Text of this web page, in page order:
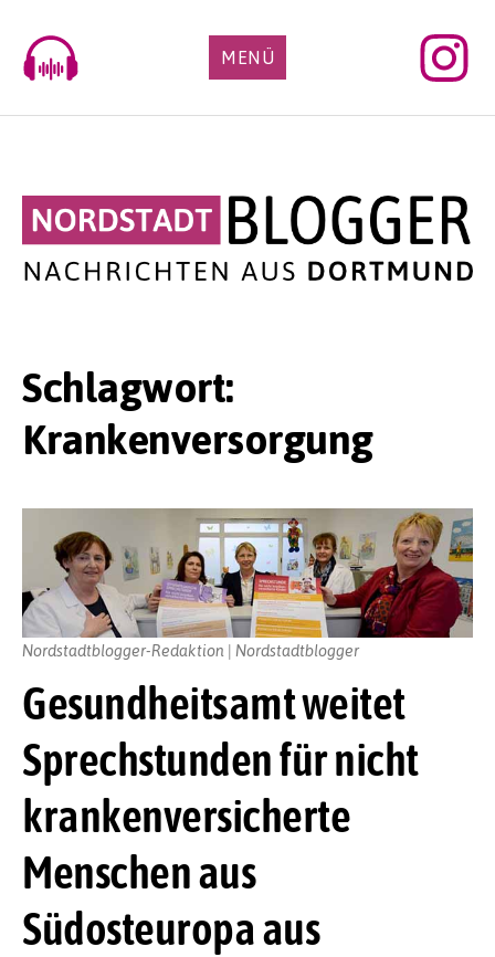
content
MENÜ
Schlagwort:
Krankenversorgung
Gesundheitsamt weitet
Sprechstunden für nicht
krankenversicherte
Menschen aus
Südosteuropa aus
Nordstadtblogger-Redaktion | Nordstadtblogger